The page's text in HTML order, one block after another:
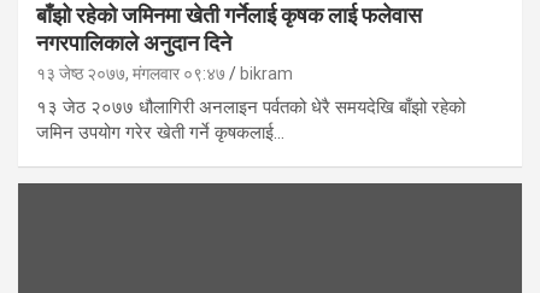
बाँझो रहेको जमिनमा खेती गर्नेलाई कृषक लाई फलेवास
नगरपालिकाले अनुदान दिने
१३ जेष्ठ २०७७, मंगलवार ०९:४७ bikram
१३ जेठ २०७७ धौलागिरी अनलाइन पर्वतको धेरै समयदेखि बाँझो रहेको
जमिन उपयोग गरेर खेती गर्ने कृषकलाई…